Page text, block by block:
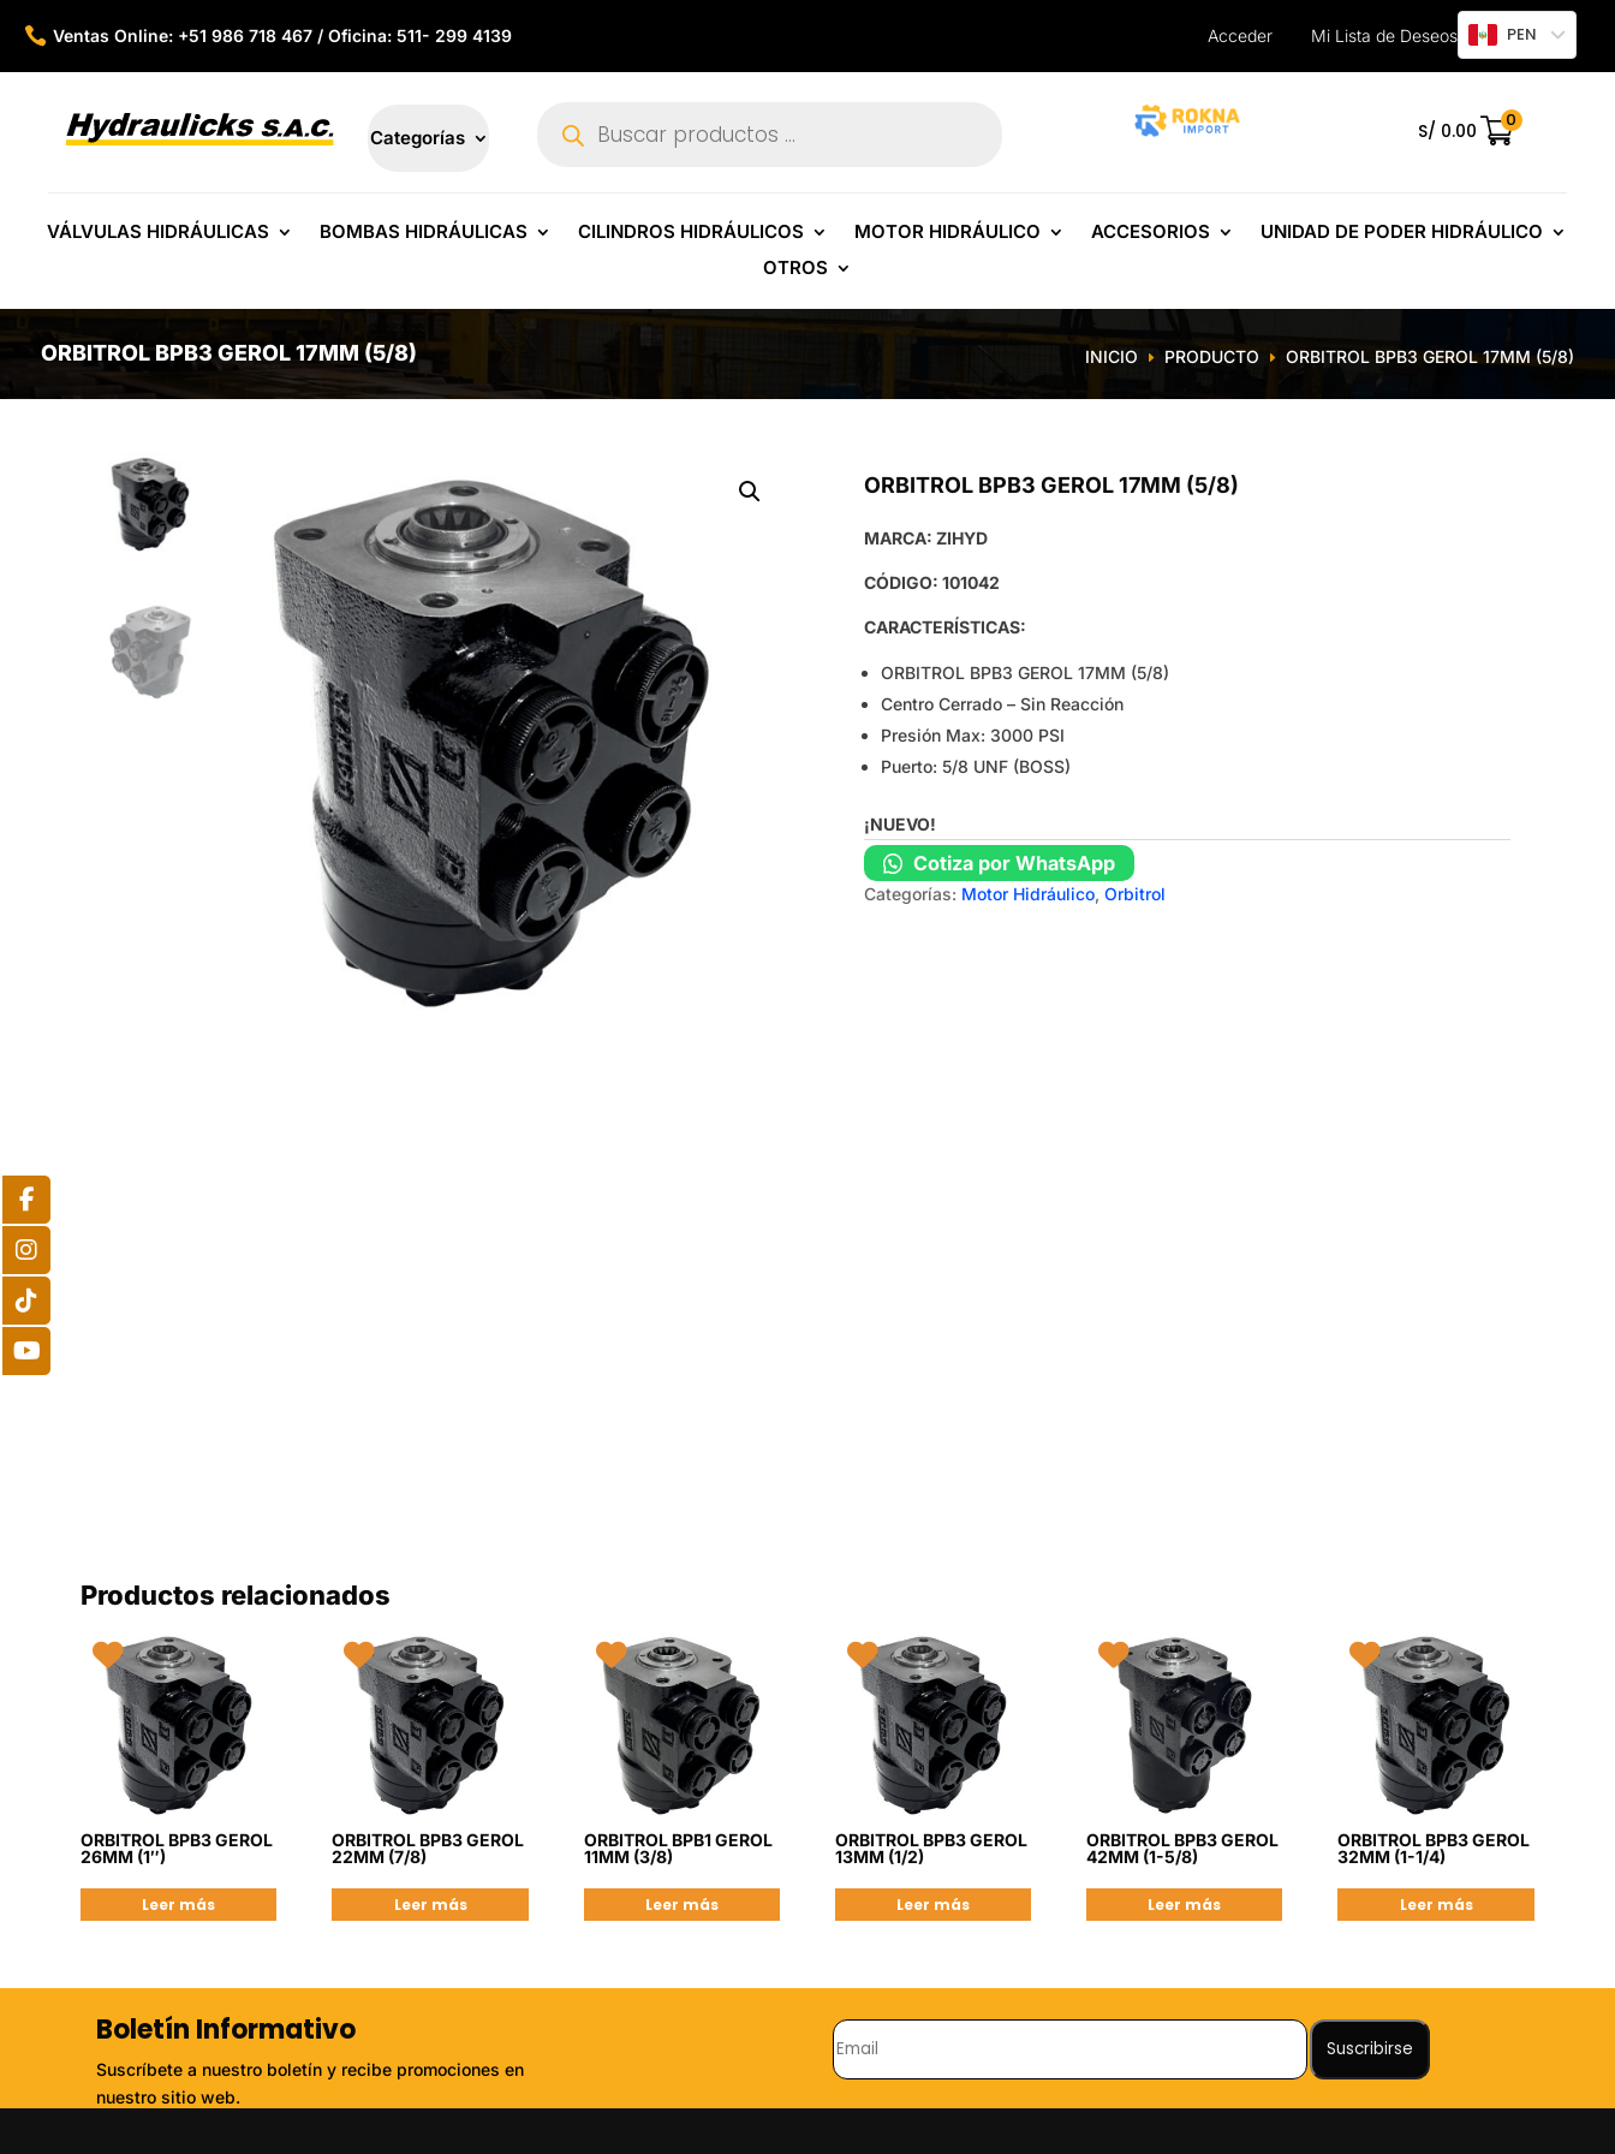
 Ventas Online: +51 986 718 467 / Oficina: 511- 299 4139 Acceder Mi Lista de Deseos PEN
Categorías productos S/ 0.00 0
VÁLVULAS HIDRÁULICAS BOMBAS HIDRÁULICAS CILINDROS HIDRÁULICOS MOTOR HIDRÁULICO ACCESORIOS
UNIDAD DE PODER HIDRÁULICO
OTROS
ORBITROL BPB3 GEROL 17MM (5/8) INICIO E PRODUCTO E ORBITROL BPB3 GEROL 17MM (5/8)
ORBITROL BPB3 GEROL 17MM (5/8)
MARCA: ZIHYD
CÓDIGO: 101042
CARACTERÍSTICAS:
ORBITROL BPB3 GEROL 17MM (5/8)
Centro Cerrado – Sin Reacción
Presión Max: 3000 PSI
Puerto: 5/8 UNF (BOSS)
¡NUEVO!
Cotiza por WhatsApp
Categorías: Motor Hidráulico, Orbitrol
Productos relacionados
ORBITROL BPB3 GEROL
26MM (1″)
Leer más
ORBITROL BPB3 GEROL
22MM (7/8)
Leer más
ORBITROL BPB1 GEROL
11MM (3/8)
Leer más
ORBITROL BPB3 GEROL
13MM (1/2)
Leer más
ORBITROL BPB3 GEROL
42MM (1-5/8)
Leer más
ORBITROL BPB3 GEROL
32MM (1-1/4)
Leer más
Boletín Informativo
Suscríbete a nuestro boletín y recibe promociones en
nuestro sitio web.